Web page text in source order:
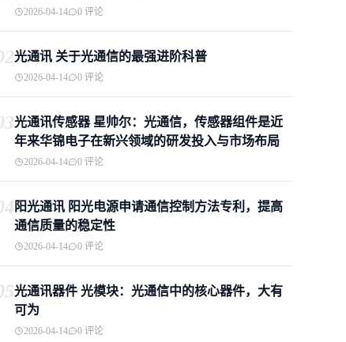
2026-04-14 0 评论
光通讯 关于光通信的最强进阶科普
2026-04-14 0 评论
光通讯传感器 星帅尔：光通信，传感器组件是近
年来华锦电子在新兴领域的研发投入与市场布局
2026-04-14 0 评论
阳光通讯 阳光电源申请通信控制方法专利，提高
通信质量的稳定性
2026-04-14 0 评论
光通讯器件 光模块：光通信中的核心器件，大有
可为
2026-04-14 0 评论